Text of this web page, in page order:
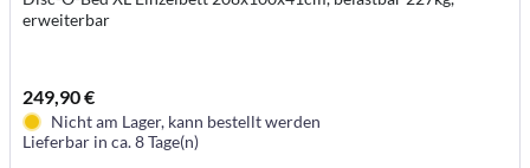
erweiterbar
249,90 €
Nicht am Lager, kann bestellt werden
Lieferbar in ca. 8 Tage(n)